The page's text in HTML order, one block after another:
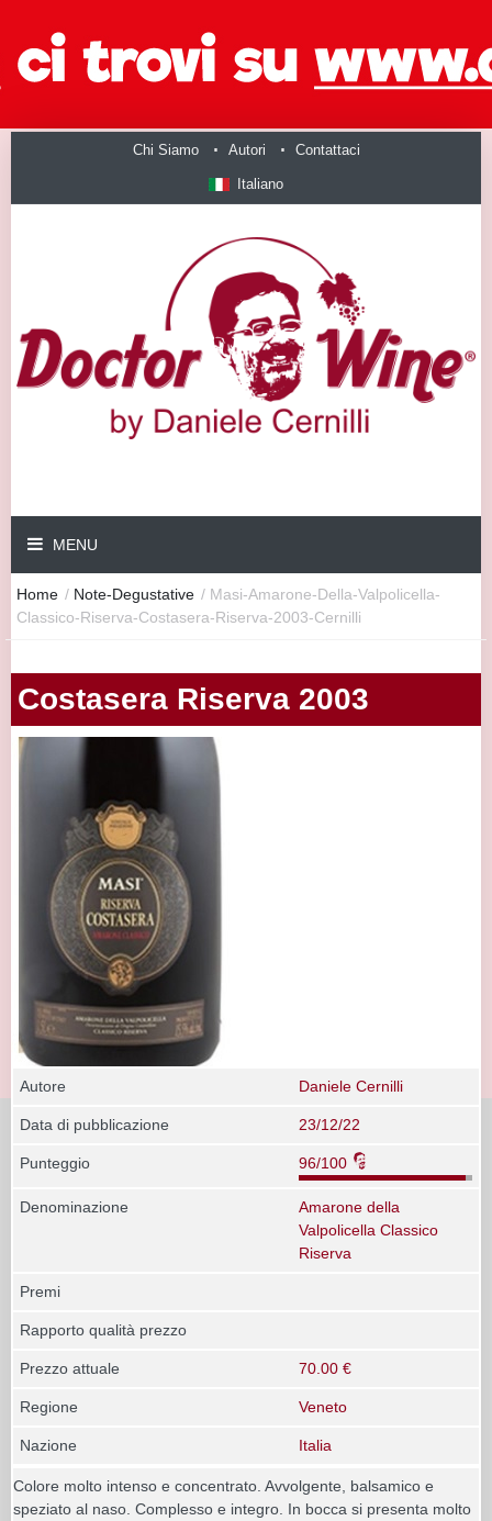
Chi Siamo Autori Contattaci
Italiano
MENU
Home / Note-Degustative / Masi-Amarone-Della-Valpolicella-
Classico-Riserva-Costasera-Riserva-2003-Cernilli
Costasera Riserva 2003
Autore Daniele Cernilli
Data di pubblicazione 23/12/22
Punteggio 96/100
Denominazione
Amarone della
Valpolicella Classico
Riserva
Premi
Rapporto qualità prezzo
Prezzo attuale 70.00 €
Regione Veneto
Nazione Italia
Colore molto intenso e concentrato. Avvolgente, balsamico e
speziato al naso. Complesso e integro. In bocca si presenta molto